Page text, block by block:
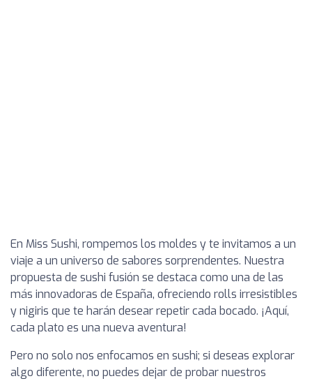
En Miss Sushi, rompemos los moldes y te invitamos a un
viaje a un universo de sabores sorprendentes. Nuestra
propuesta de sushi fusión se destaca como una de las
más innovadoras de España, ofreciendo rolls irresistibles
y nigiris que te harán desear repetir cada bocado. ¡Aquí,
cada plato es una nueva aventura!
Pero no solo nos enfocamos en sushi; si deseas explorar
algo diferente, no puedes dejar de probar nuestros